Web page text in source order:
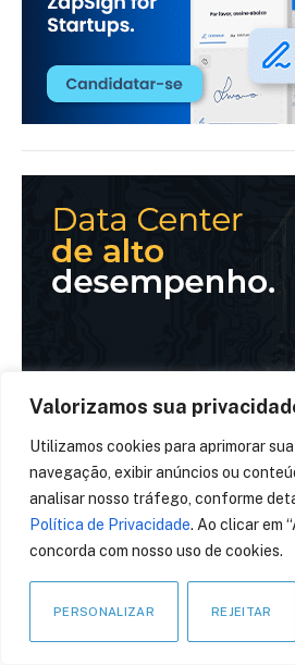
Valorizamos sua
Utilizamos cookies para aprimorar
navegação, exibir anúncios ou
analisar nosso tráfego, conforme
Política de Privacidade. Ao clicar em
concorda com nosso uso de cookies.
PERSONALIZAR REJEITAR